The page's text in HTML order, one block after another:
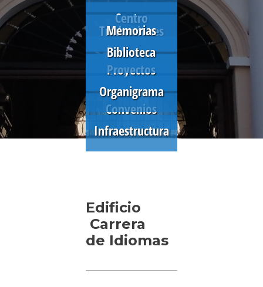
Centro
Traducciones
Contactos
Memorias
Proyectos
Convenios
Biblioteca
Organigrama
Infraestructura
Edificio
Carrera
de Idiomas